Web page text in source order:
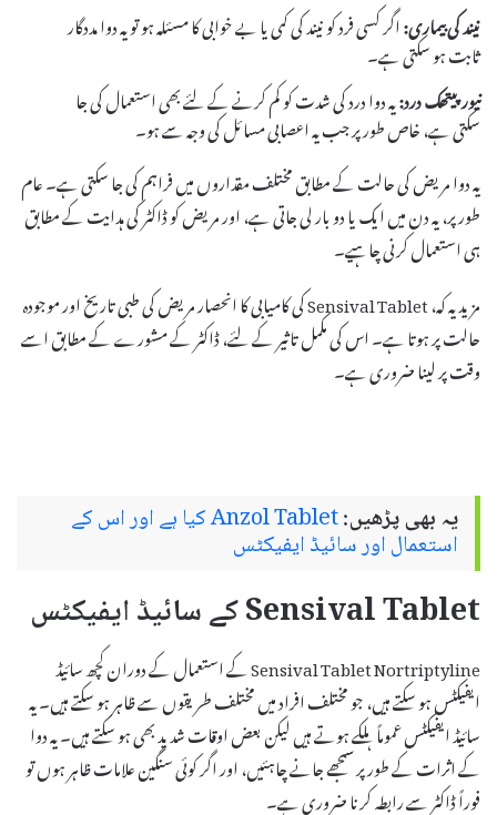
نیند کی بیماری:اگر کسی فرد کو نیند کی کمی یا بے خوابی کا مسئلہ ہو تو یہ دوا مددگار
ثابت ہو سکتی ہے۔
نیورپیتھک درد:یہ دوا درد کی شدت کو کم کرنے کے لئے بھی استعمال کی جا
سکتی ہے، خاص طور پر جب یہ اعصابی مسائل کی وجہ سے ہو۔
یہ دوا مریض کی حالت کے مطابق مختلف مقداروں میں فراہم کی جا سکتی ہے۔ عام
طور پر، یہ دن میں ایک یا دو بار لی جاتی ہے، اور مریض کو ڈاکٹر کی ہدایت کے مطابق
ہی استعمال کرنی چاہیے۔
مزید یہ کہ، Sensival Tablet کی کامیابی کا انحصار مریض کی طبی تاریخ اور موجودہ
حالت پر ہوتا ہے۔ اس کی مکمل تاثیر کے لئے، ڈاکٹر کے مشورے کے مطابق اسے
وقت پر لینا ضروری ہے۔
یہ بھی پڑھیں: Anzol Tablet کیا ہے اور اس کے
استعمال اور سائیڈ ایفیکٹس
Sensival Tablet کے سائیڈ ایفیکٹس
Sensival Tablet Nortriptyline کے استعمال کے دوران کچھ سائیڈ
ایفیکٹس ہو سکتے ہیں، جو مختلف افراد میں مختلف طریقوں سے ظاہر ہو سکتے ہیں۔ یہ
سائیڈ ایفیکٹس عموماً ہلکے ہوتے ہیں لیکن بعض اوقات شدید بھی ہو سکتے ہیں۔ یہ دوا
کے اثرات کے طور پر سمجھے جانے چاہئیں، اور اگر کوئی سنگین علامات ظاہر ہوں تو
فوراً ڈاکٹر سے رابطہ کرنا ضروری ہے۔